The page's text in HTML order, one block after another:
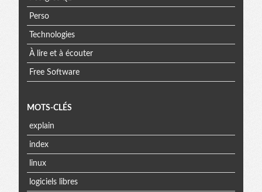
Perso
Technologies
À lire et à écouter
Free Software
MOTS-CLÉS
explain
index
linux
logiciels libres